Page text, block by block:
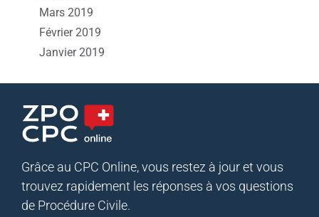
Mars 2019
Février 2019
Janvier 2019
Grâce au CPC Online, vous restez à jour et vous
trouvez rapidement les réponses à vos questions
de Procédure Civile.